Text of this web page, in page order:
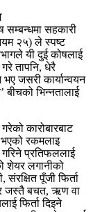
सम्बन्धमा सहकारी
२५) ले स्पष्ट
यी दुई कोषलाई
तापनि, धेरै
जसरी कार्यान्वयन
बीचको भिन्नतालाई
कारोबारबाट
भएको रकमलाइ
प्रतिफललाई
शेयर लगानीको
पूँजी फिर्ता
जस्तै बचत, ऋण वा
फिर्ता दिइने